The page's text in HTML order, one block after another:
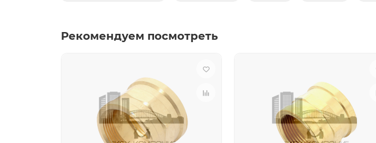
Рекомендуем посмотреть